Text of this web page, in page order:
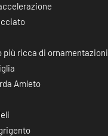
più ricca di ornamentazioni
Amleto